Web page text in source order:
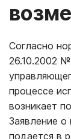
Согласно
26.10.2002
процессе
возникает
Заявление
подается в